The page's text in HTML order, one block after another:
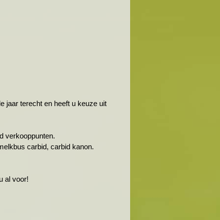
jaar terecht en heeft u keuze uit
verkooppunten.
carbid, carbid kanon.
al voor!